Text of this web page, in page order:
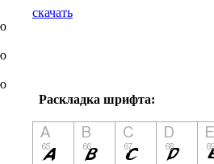
скачать
Раскладка шрифта: